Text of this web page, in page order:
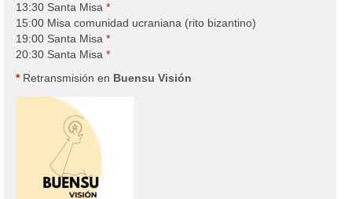
13:30 Santa Misa *
15:00 Misa comunidad ucraniana (rito bizantino)
19:00 Santa Misa *
20:30 Santa Misa *
*Retransmisión en Buensu Visión